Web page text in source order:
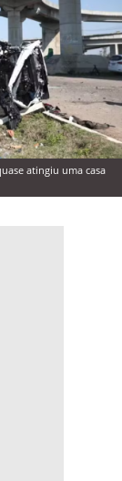
atingiu uma casa